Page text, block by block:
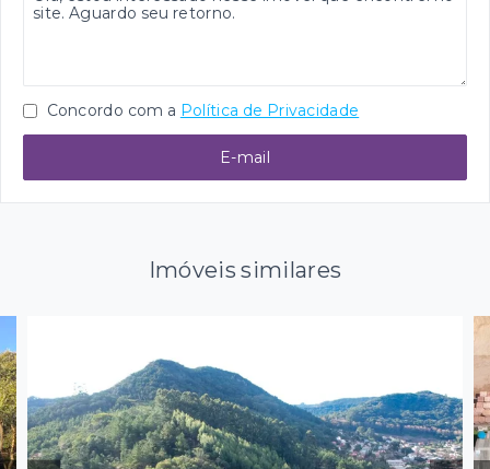
Concordo com a Política de Privacidade
E-mail
Imóveis similares